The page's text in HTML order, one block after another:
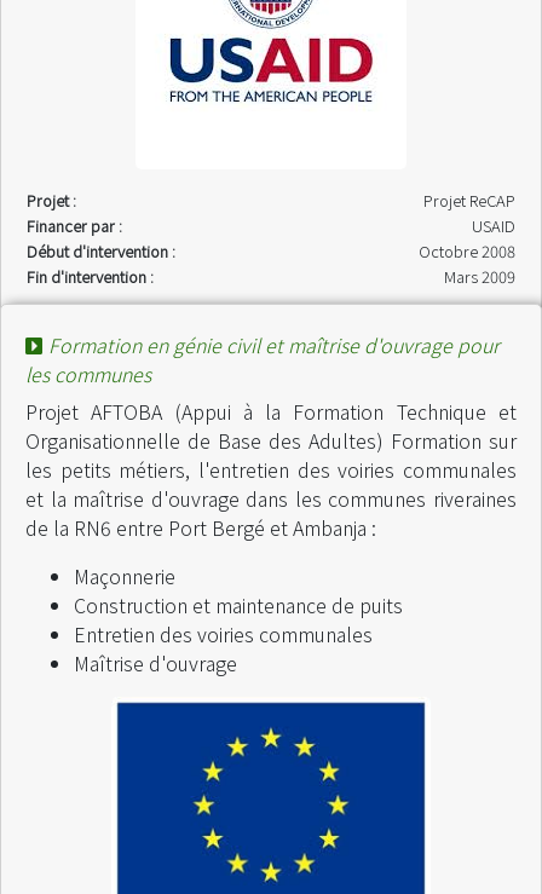
Projet :
Projet ReCAP
Financer par :
USAID
Début d'intervention :
Octobre 2008
Fin d'intervention :
Mars 2009
Formation en génie civil et maîtrise d'ouvrage pour
les communes
Projet AFTOBA (Appui à la Formation Technique et
Organisationnelle de Base des Adultes) Formation sur
les petits métiers, l'entretien des voiries communales
et la maîtrise d'ouvrage dans les communes riveraines
de la RN6 entre Port Bergé et Ambanja :
Maçonnerie
Construction et maintenance de puits
Entretien des voiries communales
Maîtrise d'ouvrage